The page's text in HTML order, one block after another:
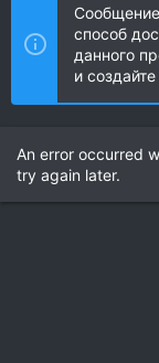
способ
данного
и
An error occurred
try again later.